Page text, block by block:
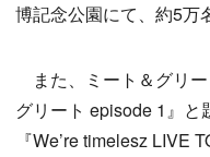
博記念公園にて、約5万
また、ミート＆グリ
グリート episode 1』と
『We’re timelesz LIVE